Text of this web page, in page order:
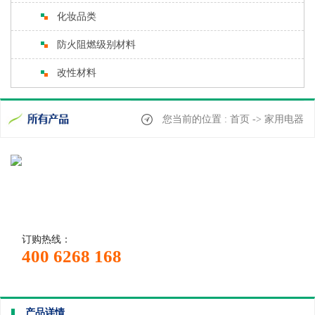
化妆品类
防火阻燃级别材料
改性材料
您当前的位置 : 首页 -> 家用电器
订购热线：
400 6268 168
产品详情